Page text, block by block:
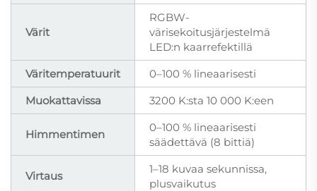
Värit
RGBW-
värisekoitusjärjestelmä
LED:n kaarrefektillä
Väritemperatuurit
0–100 % lineaarisesti
Muokattavissa
3200 K:sta 10 000 K:een
Himmentimen
0–100 % lineaarisesti
säädettävä (8 bittiä)
Virtaus
1–18 kuvaa sekunnissa,
plusvaikutus